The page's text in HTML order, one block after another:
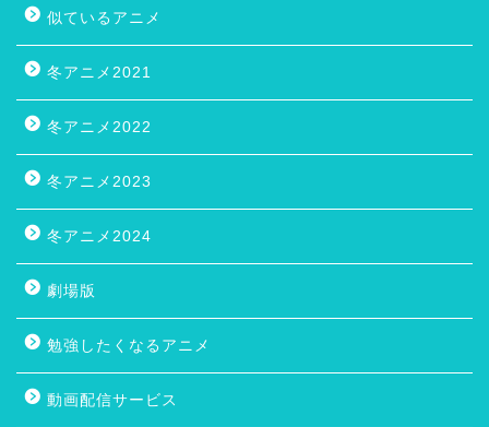
似ているアニメ
冬アニメ2021
冬アニメ2022
冬アニメ2023
冬アニメ2024
劇場版
勉強したくなるアニメ
動画配信サービス